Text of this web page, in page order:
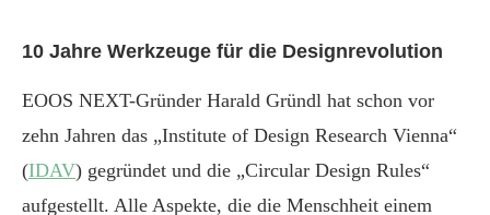
10 Jahre Werkzeuge für die Designrevolution
EOOS NEXT-Gründer Harald Gründl hat schon vor
zehn Jahren das „Institute of Design Research Vienna“
(IDAV) gegründet und die „Circular Design Rules“
aufgestellt. Alle Aspekte, die die Menschheit einem